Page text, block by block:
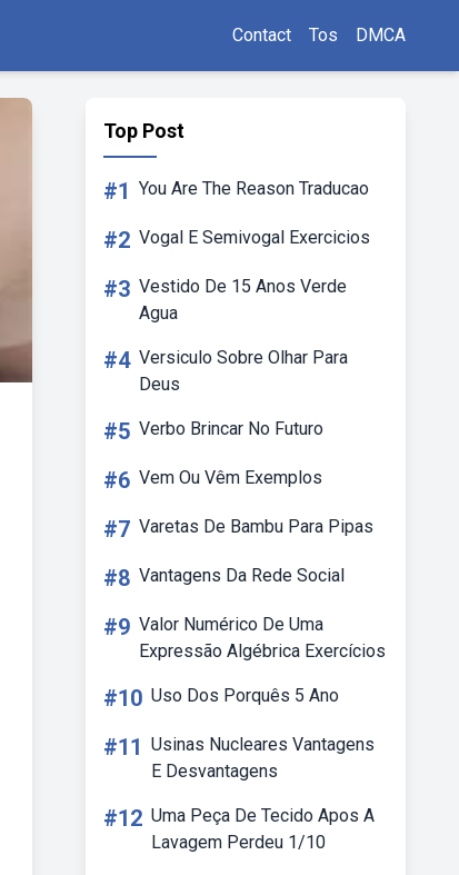
Contact Tos DMCA
Top Post
#1 You Are The Reason Traducao
#2 Vogal E Semivogal Exercicios
#3 Vestido De 15 Anos Verde
Agua
#4 Versiculo Sobre Olhar Para
Deus
#5 Verbo Brincar No Futuro
#6 Vem Ou Vêm Exemplos
#7 Varetas De Bambu Para Pipas
#8 Vantagens Da Rede Social
#9 Valor Numérico De Uma
Expressão Algébrica Exercícios
#10 Uso Dos Porquês 5 Ano
#11 Usinas Nucleares Vantagens
E Desvantagens
#12 Uma Peça De Tecido Apos A
Lavagem Perdeu 1/10